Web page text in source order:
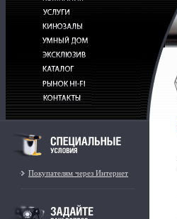
Покупателям через Интернет